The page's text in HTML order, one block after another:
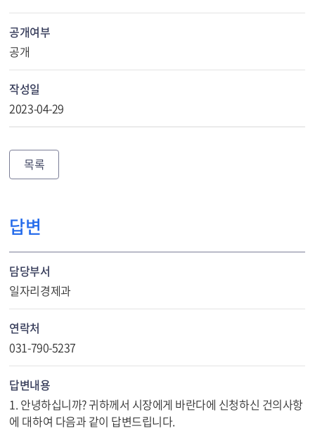
공개여부
공개
작성일
2023-04-29
목록
답변
담당부서
일자리경제과
연락처
031-790-5237
답변내용
1. 안녕하십니까? 귀하께서 시장에게 바란다에 신청하신 건의사항
에 대하여 다음과 같이 답변드립니다.